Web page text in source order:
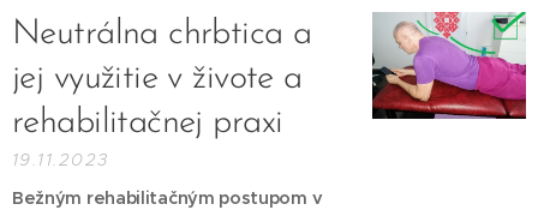
Neutrálna chrbtica a
jej využitie v živote a
rehabilitačnej praxi
19.11.2023
Bežným rehabilitačným postupom v